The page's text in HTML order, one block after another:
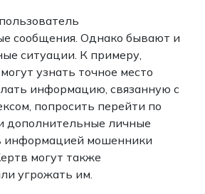
сообщения. Однако бывают и
ситуации. К примеру,
узнать точное место
информацию, связанную с
попросить перейти по
дополнительные личные
информацией мошенники
могут также
угрожать им.